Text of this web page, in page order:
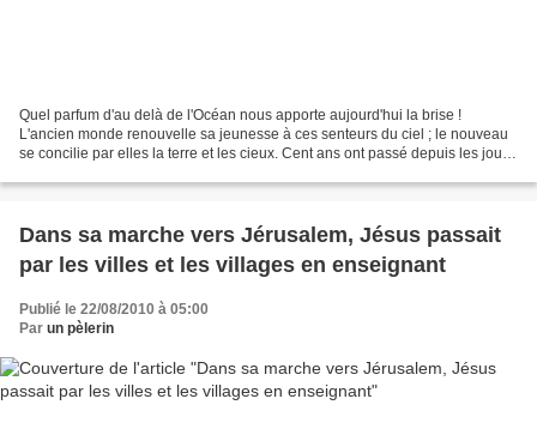
Quel parfum d'au delà de l'Océan nous apporte aujourd'hui la brise !
L'ancien monde renouvelle sa jeunesse à ces senteurs du ciel ; le nouveau
se concilie par elles la terre et les cieux. Cent ans ont passé depuis les jours
Dans sa marche vers Jérusalem, Jésus passait
par les villes et les villages en enseignant
Publié le 22/08/2010 à 05:00
Par un pèlerin